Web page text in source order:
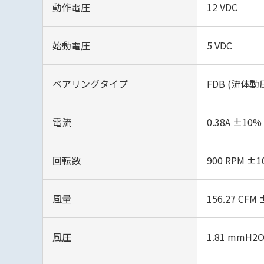
動作電圧 12 VDC
始動電圧 5 VDC
ベアリングタイプ FDB (流体動
電流 0.38A ±10%
回転数 900 RPM
風量 156.27 CFM
風圧 1.81 mmH2O